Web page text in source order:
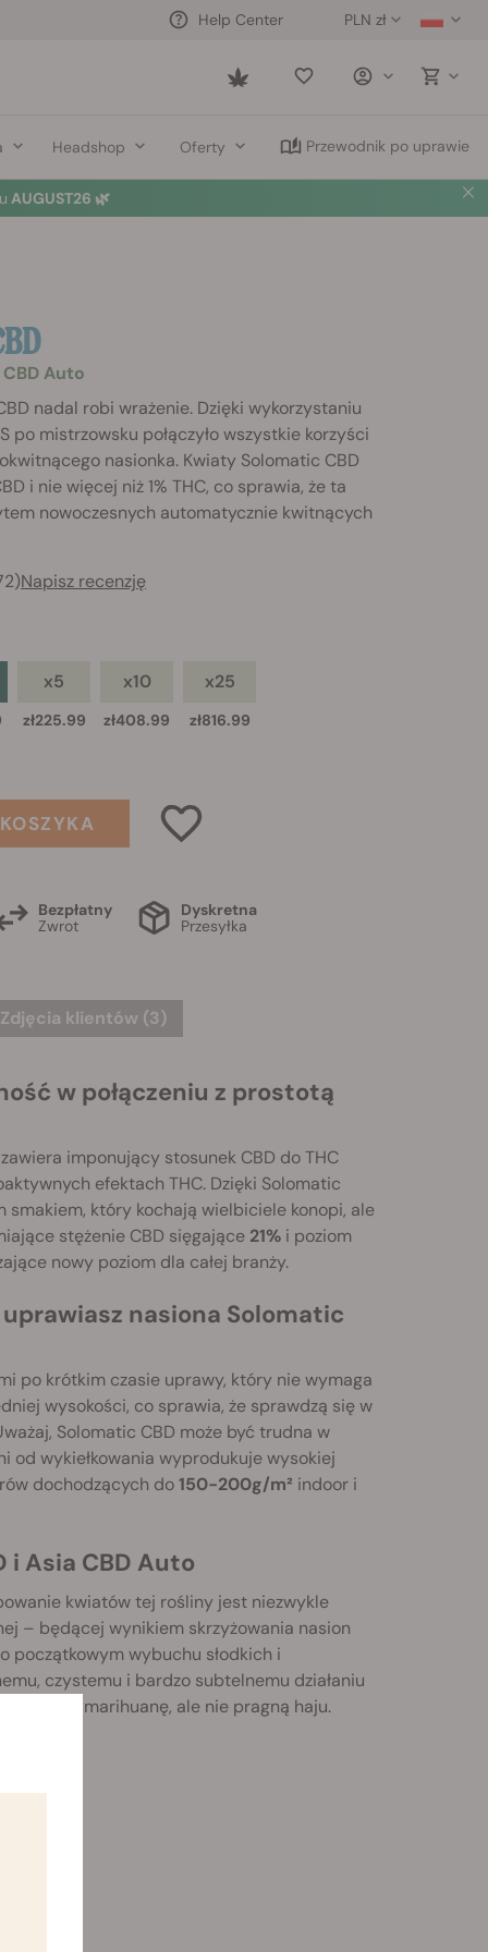
PLN zł
Help Center
Saved
Headshop Oferty Przewodnik po uprawie
AUGUST26 🌿
Auto
nadal robi wrażenie. Dzięki wykorzystaniu
po mistrzowsku połączyło wszystkie korzyści
nasionka. Kwiaty Solomatic CBD
i nie więcej niż 1% THC, co sprawia, że ta
nowoczesnych automatycznie kwitnących
Napisz recenzję
x5
zł225.99
x10
zł408.99
x25
zł816.99
Bezpłatny
Zwrot
Dyskretna
Przesyłka
Zdjęcia klientów (3)
w połączeniu z prostotą
imponujący stosunek CBD do THC
efektach THC. Dzięki Solomatic
który kochają wielbiciele konopi, ale
stężenie CBD sięgające 21%i poziom
nowy poziom dla całej branży.
nasiona Solomatic
po krótkim czasie uprawy, który nie wymaga
wysokości, co sprawia, że sprawdzą się w
Solomatic CBD może być trudna w
od wykiełkowania wyprodukuje wysokiej
dochodzących do150-200g/m² indoor i
i Asia CBD Auto
kwiatów tej rośliny jest niezwykle
– będącej wynikiem skrzyżowania nasion
początkowym wybuchu słodkich i
czystemu i bardzo subtelnemu działaniu
marihuanę, ale nie pragną haju.